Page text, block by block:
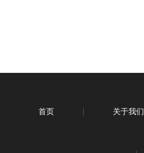
首页 关于我们